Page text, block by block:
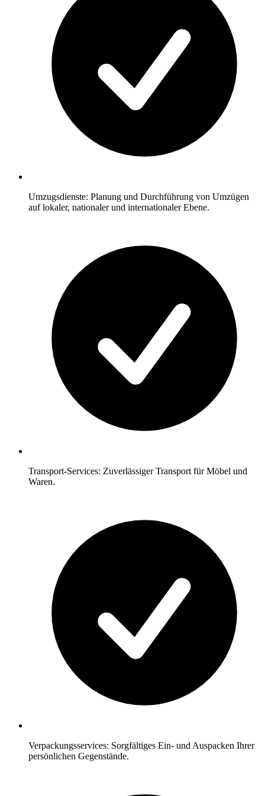
Umzugsdienste: Planung und Durchführung von Umzügen
auf lokaler, nationaler und internationaler Ebene.
Transport-Services: Zuverlässiger Transport für Möbel und
Waren.
Verpackungsservices: Sorgfältiges Ein- und Auspacken Ihrer
persönlichen Gegenstände.